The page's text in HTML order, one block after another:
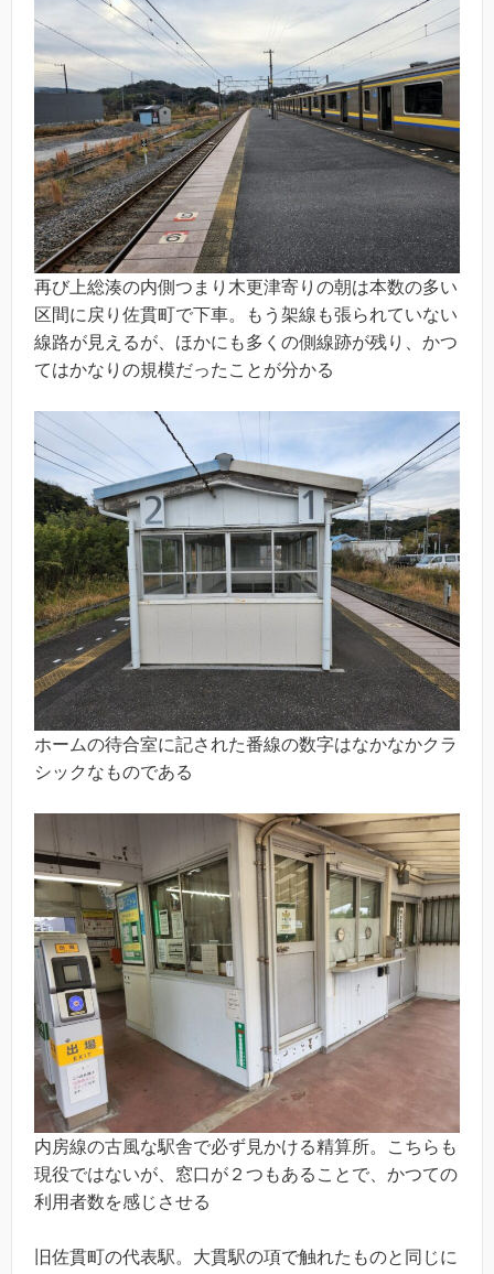
再び上総湊の内側つまり木更津寄りの朝は本数の多い
区間に戻り佐貫町で下車。もう架線も張られていない
線路が見えるが、ほかにも多くの側線跡が残り、かつ
てはかなりの規模だったことが分かる
ホームの待合室に記された番線の数字はなかなかクラ
シックなものである
内房線の古風な駅舎で必ず見かける精算所。こちらも
現役ではないが、窓口が２つもあることで、かつての
利用者数を感じさせる
旧佐貫町の代表駅。大貫駅の項で触れたものと同じに